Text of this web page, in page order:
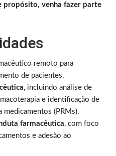
propósito, venha fazer parte
remoto para
de pacientes.
, incluindo análise de
e identificação de
medicamentos (PRMs).
farmacêutica, com foco
e adesão ao